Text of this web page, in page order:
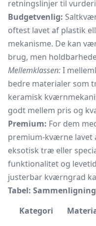
retningslinjer til
Budgetvenlig:
oftest lavet af plastik
mekanisme. De kan
brug, men
Mellemklassen:I
bedre materialer som
keramisk
godt mellem pris og
Premium: For dem
premium-kværne lavet
eksotisk træ eller
funktionalitet og
justerbar kværngrad
Tabel:
Kategori